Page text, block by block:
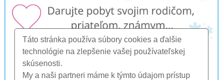
Táto stránka používa súbory cookies a ďalšie
technológie na zlepšenie vašej používateľskej
skúsenosti.
My a naši partneri máme k týmto údajom prístup